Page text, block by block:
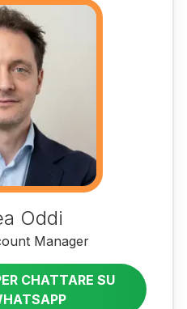
Oddi
Manager
CHATTARE SU